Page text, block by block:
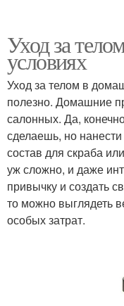
Уход за
условиях
Уход за телом в
полезно. Домашние
салонных. Да,
сделаешь, но
состав для скраба
уж сложно, и даже
привычку и создать
то можно выглядеть
особых затрат.